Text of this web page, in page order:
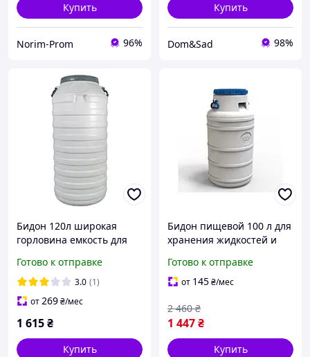
Купить
Norim-Prom 96%
Купить
Dom&Sad 98%
Бидон 120л широкая
горловина емкость для
бочка
Готово к отправке
3.0 (1)
от269₴/мес
1 615₴
Купить
Бидон пищевой 100 л для
хранения жидкостей и
MC-10421
Готово к отправке
от 145₴/мес
1 447₴
2 460 ₴
Купить